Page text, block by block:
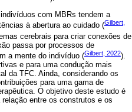
com MBRs tendem a
à abertura ao cuidado (Gilbert,
cerebrais para criar conexões de
passa por processos de
a mente do indivíduo (Gilbert, 2022).
e para uma condução mais
da TFC. Ainda, considerando os
para uma gama de
O objetivo deste estudo é
entre os construtos e os